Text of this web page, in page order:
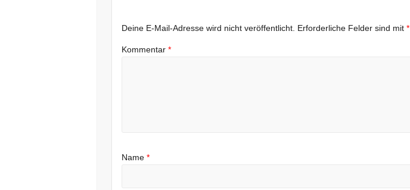
Deine E-Mail-Adresse wird nicht veröffentlicht. Erforderliche Felder sind mit*
Kommentar*
Name*